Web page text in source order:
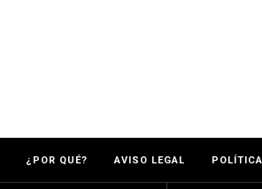
¿POR QUÉ? AVISO LEGAL